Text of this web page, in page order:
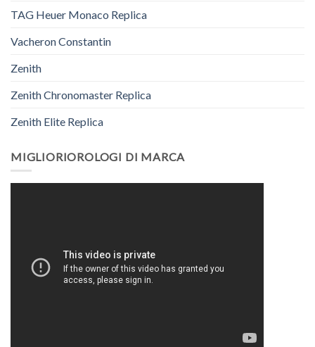
TAG Heuer Monaco Replica
Vacheron Constantin
Zenith
Zenith Chronomaster Replica
Zenith Elite Replica
MIGLIORIOROLOGI DI MARCA